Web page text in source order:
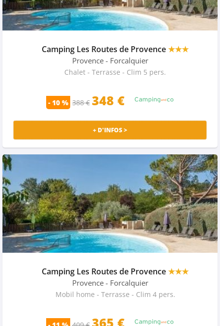
Camping Les Routes de Provence★★★
Provence - Forcalquier
Chalet - Terrasse - Clim 5 pers.
- 10 % 388 € 348 €
+ D'INFOS >
Camping Les Routes de Provence★★★
Provence - Forcalquier
Mobil home - Terrasse - Clim 4 pers.
365 €